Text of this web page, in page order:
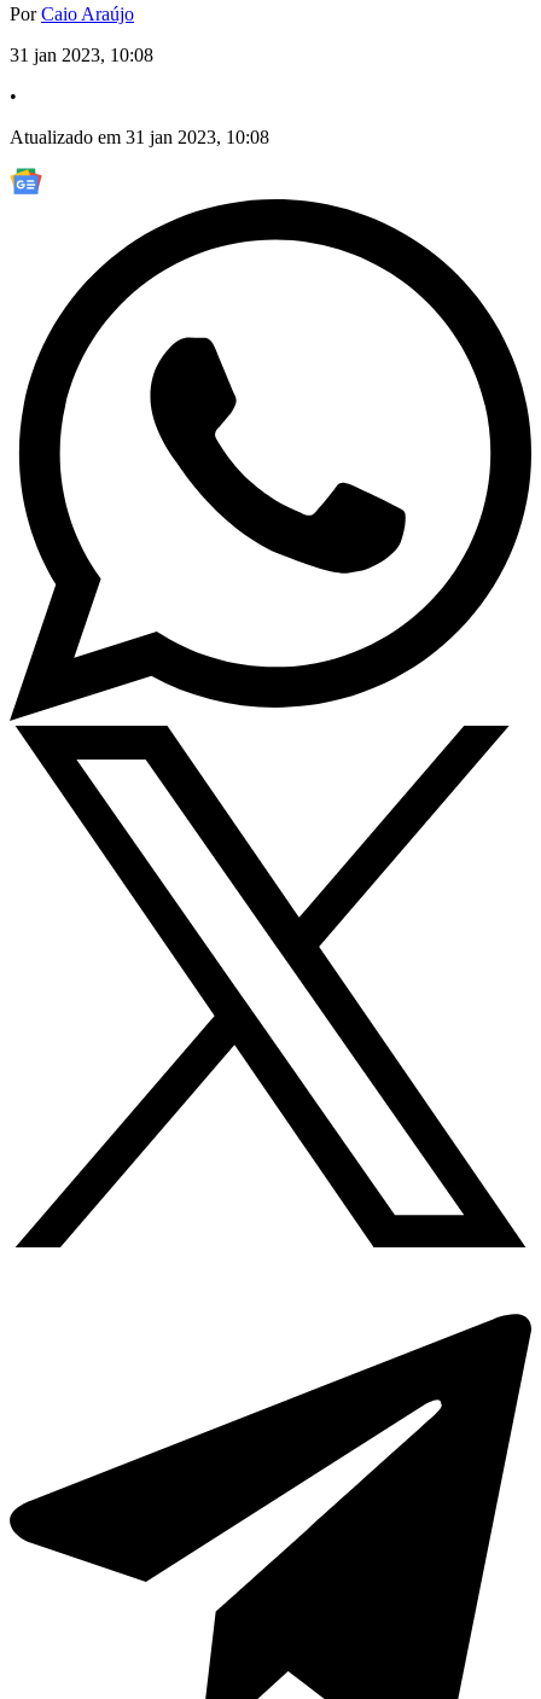
PorCaio Araújo
31 jan 2023, 10:08
•
Atualizado em 31 jan 2023, 10:08